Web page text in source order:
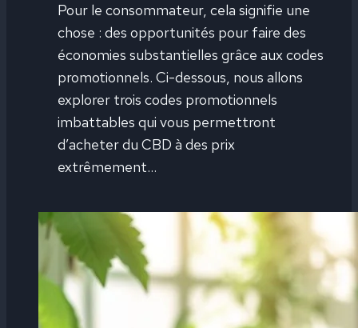
Pour le consommateur, cela signifie une
chose : des opportunités pour faire des
économies substantielles grâce aux codes
promotionnels. Ci-dessous, nous allons
explorer trois codes promotionnels
imbattables qui vous permettront
d’acheter du CBD à des prix
extrêmement…